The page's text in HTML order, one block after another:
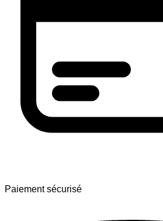
Paiement sécurisé